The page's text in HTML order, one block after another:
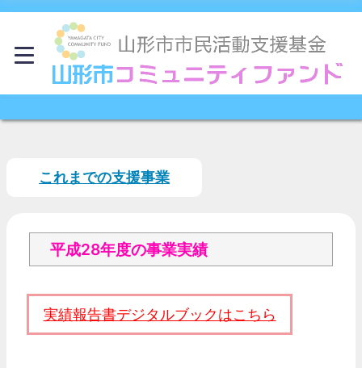
これまでの支援事業
平成28年度の事業実績
実績報告書デジタルブックはこちら